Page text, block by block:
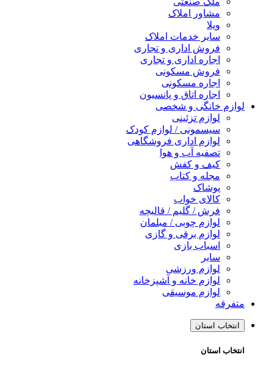
مشاور املاک
ویلا
سایر خدمات املاک
فروش اداری و تجاری
اجاره اداری و تجاری
فروش مسکونی
اجاره مسکونی
اجاره اتاق و پانسیون
لوازم خانگی و شخصی
لوازم تزئینی
سیسمونی / لوازم کودک
لوازم اداری فروشگاهی
تصفیه آب و هوا
کیف و کفش
مجله و کتاب
پوشاک
کالای خواب
فرش / گلیم / قالیچه
لوازم چوبی / مبلمان
لوازم برقی و گازی
اسباب بازی
سایر
لوازم ورزشی
لوازم خانه و آشپزخانه
لوازم موسیقی
متفرقه
انتخاب استان
انتخاب استان